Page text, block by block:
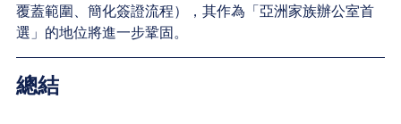
覆蓋範圍、簡化簽證流程），其作為「亞洲家族辦公室首
選」的地位將進一步鞏固。
總結